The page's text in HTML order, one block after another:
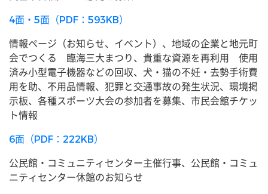
4面・5面（PDF：593KB）
情報ページ（お知らせ、イベント）、地域の企業と地元町
会でつくる 臨海三大まつり、貴重な資源を再利用 使用
済み小型電子機器などの回収、犬・猫の不妊・去勢手術費
用を助、不用品情報、犯罪と交通事故の発生状況、環境掲
示板、各種スポーツ大会の参加者を募集、市民会館チケッ
ト情報
6面（PDF：222KB）
公民館・コミュニティセンター主催行事、公民館・コミュ
ニティセンター休館のお知らせ